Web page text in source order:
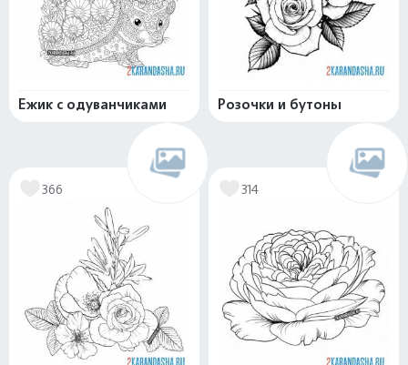
Ежик с одуванчиками Розочки и бутоны
366 314